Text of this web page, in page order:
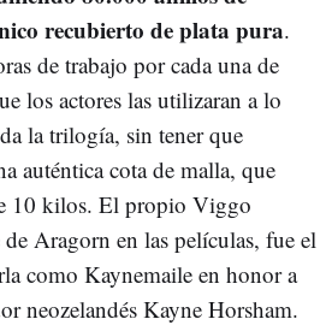
recubierto de plata pura.
de trabajo por cada una de
los actores las utilizaran a lo
la trilogía, sin tener que
auténtica cota de malla, que
10 kilos. El propio Viggo
Aragorn en las películas, fue el
como Kaynemaile en honor a
neozelandés Kayne Horsham.